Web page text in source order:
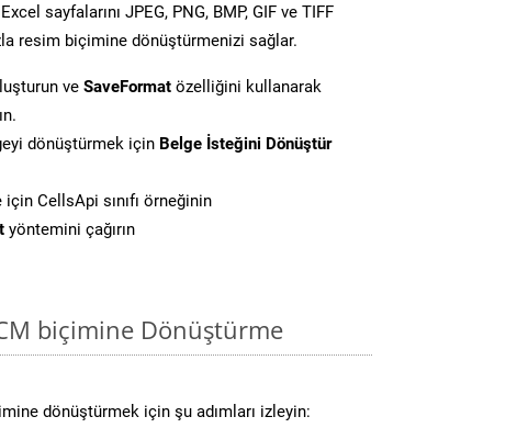
sayfalarını JPEG, PNG, BMP, GIF ve TIFF
resim biçimine dönüştürmenizi sağlar.
ve SaveFormat özelliğini kullanarak
dönüştürmek için Belge İsteğini Dönüştür
için CellsApi sınıfı örneğinin
yöntemini çağırın
biçimine Dönüştürme
dönüştürmek için şu adımları izleyin: